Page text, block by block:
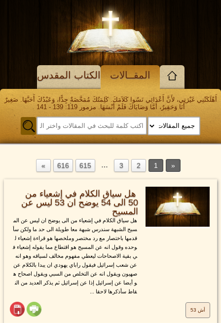
المقــالات الكتاب المقدس
أَهْلَكَتْنِي غَيْرَتِي، لأَنَّ أَعْدَائِي نَسُوا كَلاَمَكَ. كَلِمَتُكَ مُمَحَّصَةٌ جِدًّا، وَعَبْدُكَ أَحَبَّهَا. صَغِيرٌ
أَنَا وَحَقِيرٌ، أَمَّا وَصَايَاكَ فَلَمْ أَنْسَهَا. مزمور 119: 139 - 141
1
2
3
…
615
616
هل سياق الكلام في إشعياء من
50 الى 54 يوضح ان 53 ليس عن
المسيح
هل سياق الكلام في إشعياء من الى يوضح ان ليس عن الم
سيح الشبهة سندرس شبهة معا طويلة الى حد ما ولكن سأ
قدمها باختصار مع رد مختصر وملخصها هو قراءة إشعياء ل
وحده وقول انه عن المسيح هو اقتطاع مما يقوله إشعياء ف
ي بقية الاصحاحات ليعطي مفهوم مخالف لسياقه وهو انه
عن شعب إسرائيل فيقول راباي يهودي ان يبدا بالكلام عن
صهيون ويقول انه عن التخلص من السبي ويقول اصحاح ه
و أيضا عن إسرائيل إذا عن إسرائيل ثم يذكر العديد من الن
قاط سأذكرها لاحقا ...
أش 53